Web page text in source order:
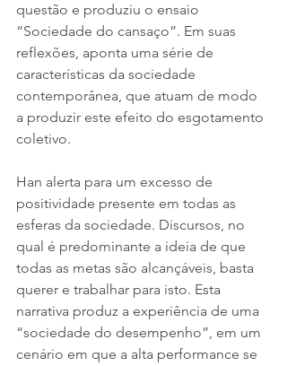
questão e produziu o ensaio
“Sociedade do cansaço”. Em suas
reflexões, aponta uma série de
características da sociedade
contemporânea, que atuam de modo
a produzir este efeito do esgotamento
coletivo.
Han alerta para um excesso de
positividade presente em todas as
esferas da sociedade. Discursos, no
qual é predominante a ideia de que
todas as metas são alcançáveis, basta
querer e trabalhar para isto. Esta
narrativa produz a experiência de uma
“sociedade do desempenho”, em um
cenário em que a alta performance se